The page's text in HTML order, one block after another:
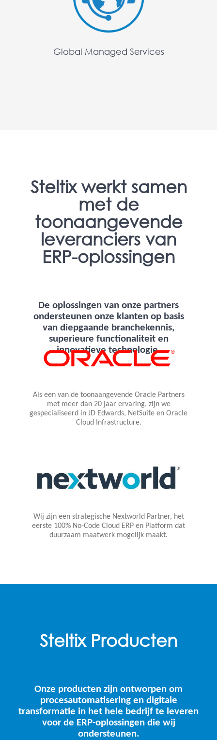
Global Managed Services
Steltix werkt samen
met de
toonaangevende
leveranciers van
ERP-oplossingen
De oplossingen van onze partners
ondersteunen onze klanten op basis
van diepgaande branchekennis,
superieure functionaliteit en
innovatieve technologie.
Als een van de toonaangevende Oracle Partners
met meer dan 20 jaar ervaring, zijn we
gespecialiseerd in JD Edwards, NetSuite en Oracle
Cloud Infrastructure.
Wij zijn een strategische Nextworld Partner, het
eerste 100% No-Code Cloud ERP en Platform dat
duurzaam maatwerk mogelijk maakt.
Steltix Producten
Onze producten zijn ontworpen om
procesautomatisering en digitale
transformatie in het hele bedrijf te leveren
voor de ERP-oplossingen die wij
ondersteunen.